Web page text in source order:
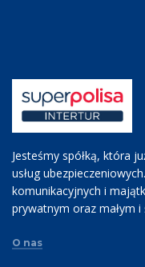
Jesteśmy spółką, która
usług
komunikacyjnych i
prywatnym oraz małym
O nas